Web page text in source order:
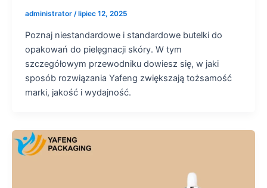
administrator / lipiec 12, 2025
Poznaj niestandardowe i standardowe butelki do
opakowań do pielęgnacji skóry. W tym
szczegółowym przewodniku dowiesz się, w jaki
sposób rozwiązania Yafeng zwiększają tożsamość
marki, jakość i wydajność.